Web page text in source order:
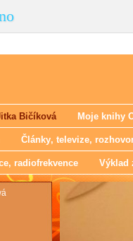
Bičíková Moje knihy
Články‚ televize‚
radiofrekvence Výklad